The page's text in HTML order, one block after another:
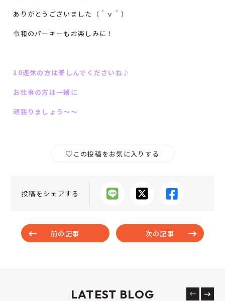
ありがとうございました（＾ｖ＾）
令和のパーキーもお楽しみに！
10連休の方は楽しんでくださいね♪
お仕事の方は一緒に
頑張りましょう～～
この投稿をお気に入りする
投稿をシェアする
前の記事 次の記事
LATEST BLOG